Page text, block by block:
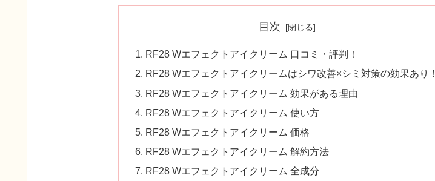
目次
RF28 Wエフェクトアイクリーム 口コミ・評判！
RF28 Wエフェクトアイクリームはシワ改善×シミ対策の効果あり！
RF28 Wエフェクトアイクリーム 効果がある理由
RF28 Wエフェクトアイクリーム 使い方
RF28 Wエフェクトアイクリーム 価格
RF28 Wエフェクトアイクリーム 解約方法
RF28 Wエフェクトアイクリーム 全成分